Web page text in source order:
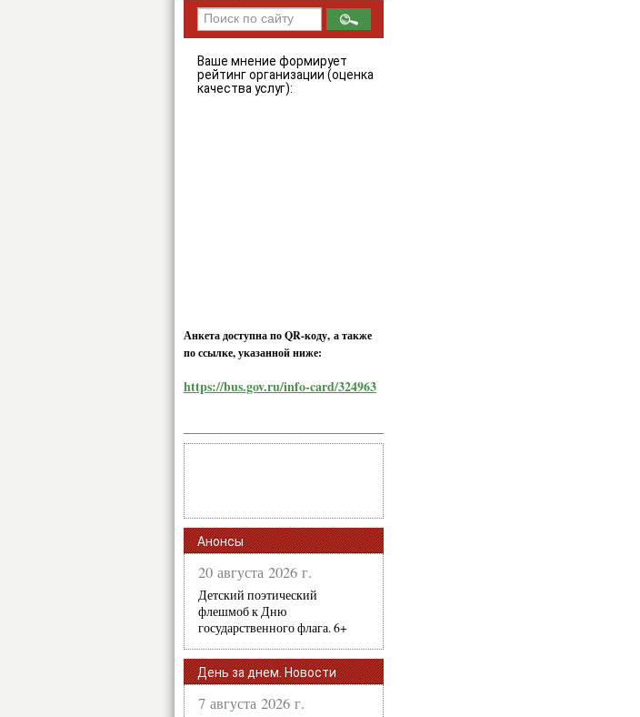
Ваше мнение формирует
рейтинг организации (оценка
качества услуг):
Анкета доступна по QR-коду, а также
по ссылке, указанной ниже:
https://bus.gov.ru/info-card/324963
Анонсы
20 августа 2026 г.
Детский поэтический
флешмоб к Дню
государственного флага. 6+
День за днем. Новости
7 августа 2026 г.